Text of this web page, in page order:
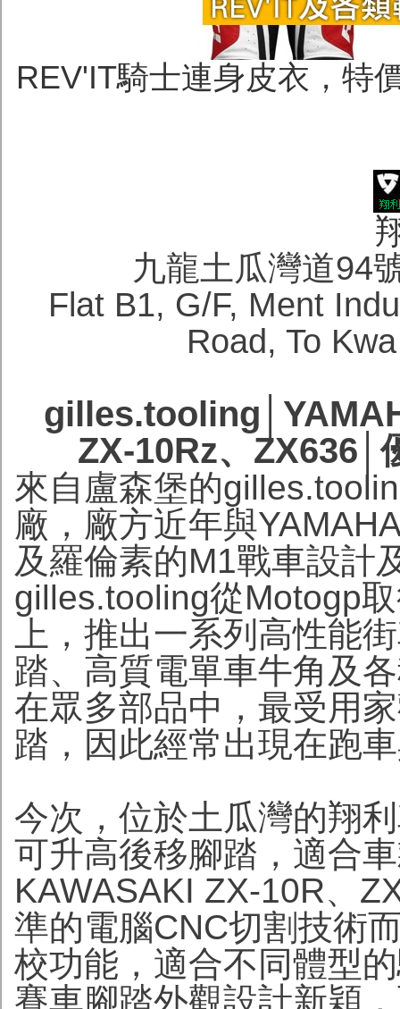
REV'IT騎士連身皮衣，特
九龍土瓜灣道94
Flat B1, G/F, Ment
Road, To
ZX-10Rz、ZX636│
來自盧森堡的
廠，廠方近年與
及羅倫素的M1戰車設計
gilles.tooling從Motogp
上，推出一系列高性能
踏、高質電單車牛角及
在眾多部品中，最受用
踏，因此經常出現在跑
今次，位於土瓜灣的翔
可升高後移腳踏，適合
KAWASAKI ZX-10R、
準的電腦CNC切割技術
校功能，適合不同體型
賽車腳踏外觀設計新穎